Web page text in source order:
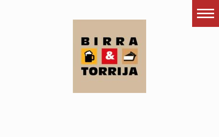
¿Esto que es pués?
Últimas visitas
Todos los garitos